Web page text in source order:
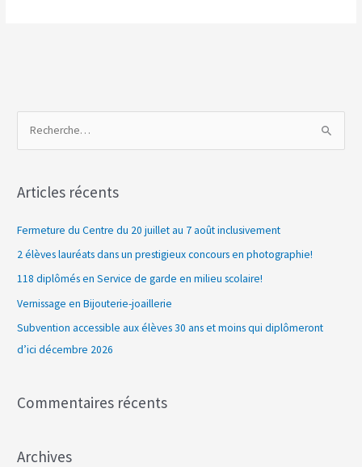
h
h
e
r
Articles récents
Fermeture du Centre du 20 juillet au 7 août inclusivement
2 élèves lauréats dans un prestigieux concours en photographie!
118 diplômés en Service de garde en milieu scolaire!
Vernissage en Bijouterie-joaillerie
Subvention accessible aux élèves 30 ans et moins qui diplômeront
d’ici décembre 2026
Commentaires récents
Archives